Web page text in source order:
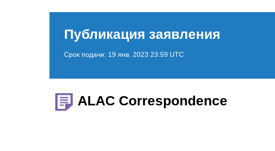
Публикация заявления
Срок подачи: 19 янв. 2023 23:59 UTC
ALAC Correspondence